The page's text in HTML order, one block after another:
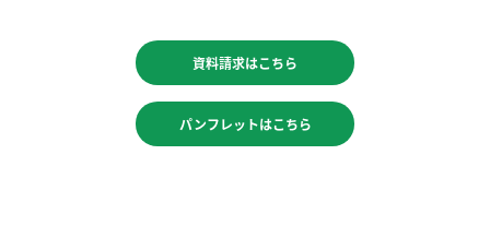
資料請求はこちら
パンフレットはこちら